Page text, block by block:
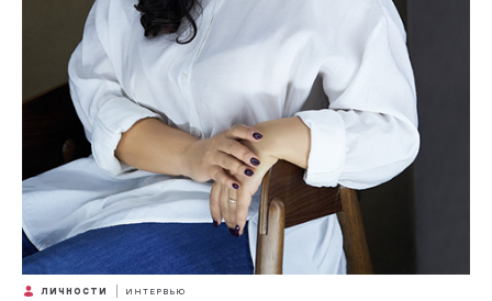
ЛИЧНОСТИ ИНТЕРВЬЮ